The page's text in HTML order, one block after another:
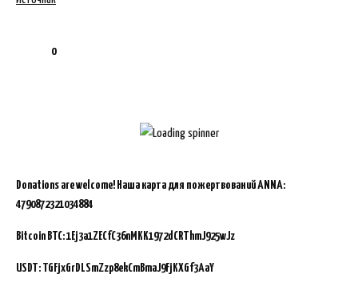
0
Donations are welcome! Наша карта для пожертвований ANNA:
4790872321034884
Bitcoin BTC:1Ej3a1ZECfC36nMKK1972dCRThmJ925wJz
USDT: TGFjxGrDLSmZzp8ekCmBmaJ9FjKXGf3AaY